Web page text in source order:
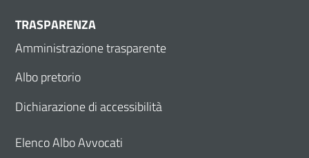
TRASPARENZA
Amministrazione trasparente
Albo pretorio
Dichiarazione di accessibilità
Elenco Albo Avvocati